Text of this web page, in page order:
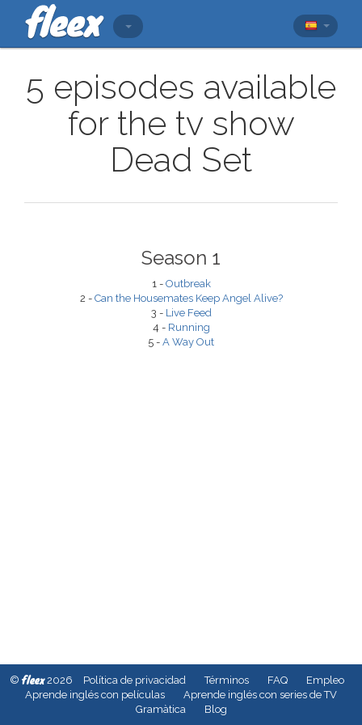
5 episodes available
for the tv show
Dead Set
Season 1
1 - Outbreak
2 - Can the Housemates Keep Angel Alive?
3 - Live Feed
4 - Running
5 - A Way Out
© fleex2026 Política de privacidad Términos FAQ
Empleo
Aprende inglés con películas
Aprende inglés con series de TV
Gramàtica
Blog